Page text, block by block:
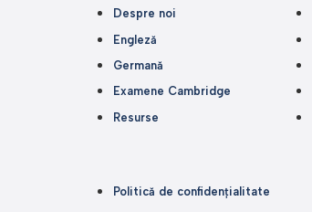
Despre noi
Engleză
Germană
Examene Cambridge
Resurse
Politică de confidențialitate